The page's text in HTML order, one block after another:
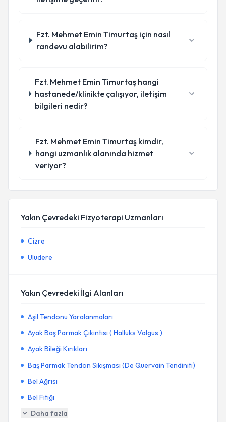
Fzt. Mehmet Emin Timurtaş için nasıl
randevu alabilirim?
Fzt. Mehmet Emin Timurtaş hangi
hastanede/klinikte çalışıyor, iletişim
bilgileri nedir?
Fzt. Mehmet Emin Timurtaş kimdir,
hangi uzmanlık alanında hizmet
veriyor?
Yakın Çevredeki Fizyoterapi Uzmanları
Cizre
Uludere
Yakın Çevredeki İlgi Alanları
Aşil Tendonu Yaralanmaları
Ayak Baş Parmak Çıkıntısı ( Halluks Valgus )
Ayak Bileği Kırıkları
Baş Parmak Tendon Sıkışması (De Quervain Tendiniti)
Bel Ağrısı
Bel Fıtığı
Daha fazla